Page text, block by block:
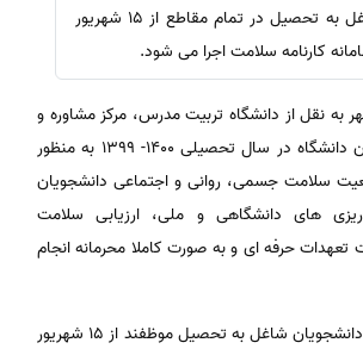
دانشجویان شاغل به تحصیل در تمام مقاطع از 15 شهریور
به نقل از دانشگاه تربیت مدرس، مرکز مشاوره و
مرکز بهداشت و درمان دانشگاه در سال تحصیلی ۱۴۰۰- ۱۳۹۹ به منظور
سلامت جسمی، روانی و اجتماعی دانشجویان
های دانشگاهی و ملی، ارزیابی سلامت
تعهدات حرفه ای و به صورت کاملا محرمانه انجام
بر این اساس تمامی دانشجویان شاغل به تحصیل موظفند از ۱۵ شهریور